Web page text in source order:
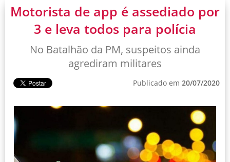
Motorista de app é assediado por
3 e leva todos para polícia
No Batalhão da PM, suspeitos ainda
agrediram militares
Publicado em 20/07/2020